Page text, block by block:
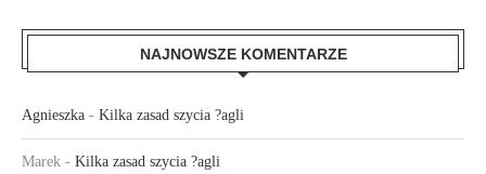
NAJNOWSZE KOMENTARZE
Agnieszka - Kilka zasad szycia ?agli
Marek - Kilka zasad szycia ?agli